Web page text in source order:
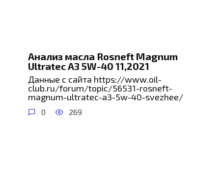
Анализ масла Rosneft Magnum
Ultratec A3 5W-40 11,2021
Данные с сайта https://www.oil-
club.ru/forum/topic/56531-rosneft-
magnum-ultratec-a3-5w-40-svezhee/
0 269